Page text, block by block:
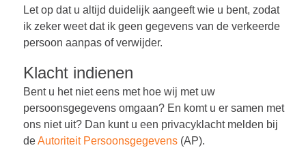
Let op dat u altijd duidelijk aangeeft wie u bent, zodat
ik zeker weet dat ik geen gegevens van de verkeerde
persoon aanpas of verwijder.
Klacht indienen
Bent u het niet eens met hoe wij met uw
persoonsgegevens omgaan? En komt u er samen met
ons niet uit? Dan kunt u een privacyklacht melden bij
deAutoriteit Persoonsgegevens (AP).